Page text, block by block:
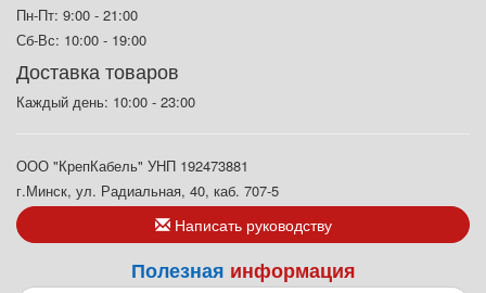
Пн-Пт: 9:00 - 21:00
Сб-Вс: 10:00 - 19:00
Доставка товаров
Каждый день: 10:00 - 23:00
ООО "КрепКабель" УНП 192473881
г.Минск, ул. Радиальная, 40, каб. 707-5
Написать руководству
Полезная информация